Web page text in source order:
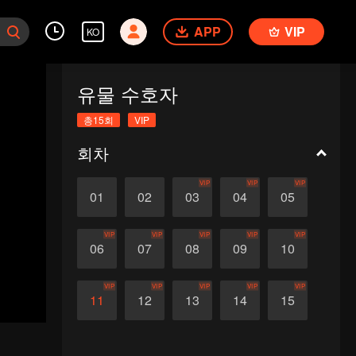
KO APP VIP
유물 수호자
총15회 VIP
회차
01 02 03
VIP
04
VIP
05
VIP
06
VIP
07
VIP
08
VIP
09
VIP
10
VIP
11
VIP
12
VIP
13
VIP
14
VIP
15
VIP